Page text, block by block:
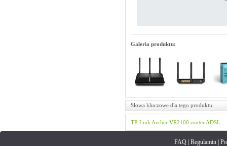
Galeria produktu:
Słowa kluczowe dla tego produktu:
TP-Link Archer VR2100 router ADSL
FAQ| Regulamin|